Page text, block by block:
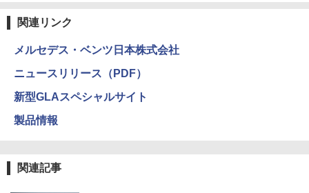
関連リンク
メルセデス・ベンツ日本株式会社
ニュースリリース（PDF）
新型GLAスペシャルサイト
製品情報
関連記事